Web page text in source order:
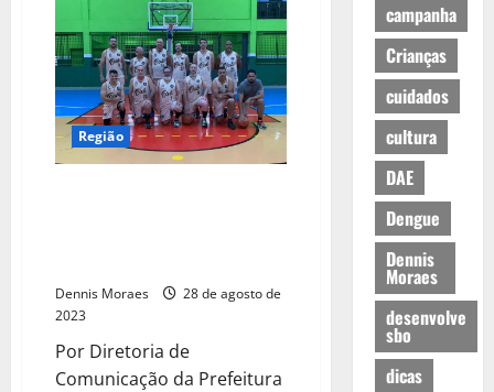
Região
Dennis Moraes
28 de agosto de
2023
Por Diretoria de
Comunicação da Prefeitura
campanha
Crianças
cuidados
cultura
DAE
Dengue
Dennis
Moraes
desenvolve
sbo
dicas